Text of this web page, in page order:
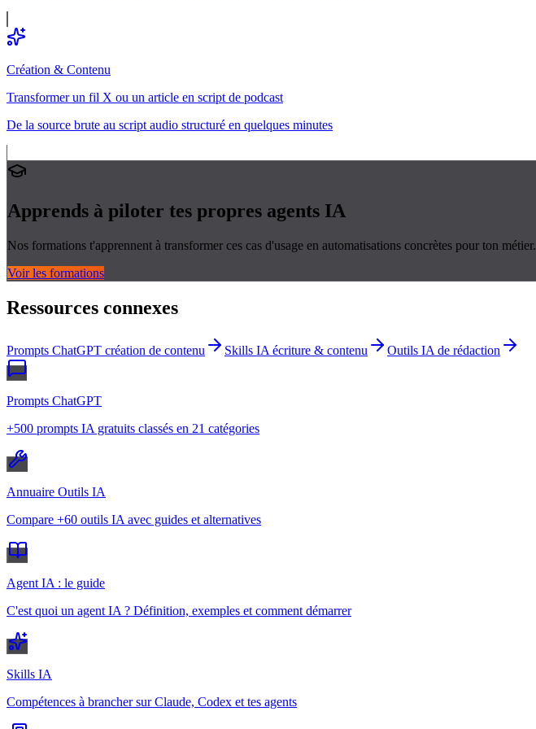
Création & Contenu
Transformer un fil X ou un article en script de podcast
De la source brute au script audio structuré en quelques minutes
Apprends à piloter tes propres agents IA
Nos formations t'apprennent à transformer ces cas d'usage en automatisations concrètes pour ton métier.
Voir les formations
Ressources connexes
Prompts ChatGPT création de contenu Skills IA écriture & contenu Outils IA de rédaction
Prompts ChatGPT
+500 prompts IA gratuits classés en 21 catégories
Annuaire Outils IA
Compare +60 outils IA avec guides et alternatives
Agent IA : le guide
C'est quoi un agent IA ? Définition, exemples et comment démarrer
Skills IA
Compétences à brancher sur Claude, Codex et tes agents